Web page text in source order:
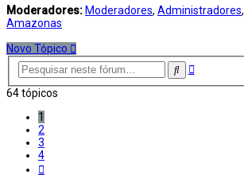
Moderadores: Moderadores, Administradores,
Amazonas
Novo Tópico
Pesquisar
Pesquisa
64 tópicos
1
2
3
4